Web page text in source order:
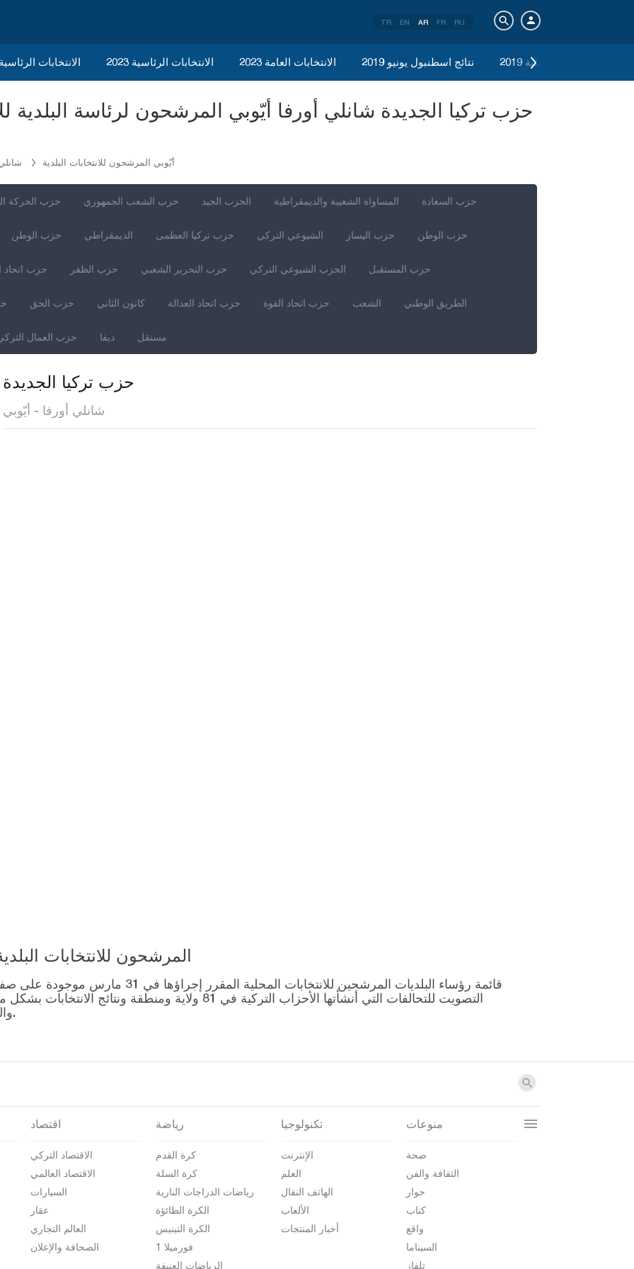
TR EN AR FR RU
2023 الانتخابات الانتخابات الرئاسية 2023 الانتخابات العامة 2023 نتائج اسطنبول يونيو 2019 الانتخابات المحلية 2019
أيّوبي المرشحون للانتخابات البلدية
حزب الحركة حزب الشعب الجمهوري الحزب الجيد المساواة الشعبية والديمقراطية حزب السعادة
حزب الوطن الديمقراطي حزب تركيا العظمى الشيوعي التركي حزب اليسار حزب الوطن
حزب اتحاد حزب الظفر حزب التحرير الشعبي الحزب الشيوعي التركي حزب المستقبل
حزب الحق كانون الثاني حزب اتحاد العدالة حزب اتحاد القوة الشعب الطريق الوطني
حزب العمال ديفا مستقل
حزب تركيا الجديدة
شانلي أورفا - أيّوبي
المرشحون للانتخابات البلدية المحلية –
قائمة رؤساء البلديات المرشحين للانتخابات
التصويت للتحالفات التي أنشأتها الأحزاب التركية في 81
والمرشحين على صفحة نتائج الانتخابات 2024.
اقتصاد
الاقتصاد التركي
الاقتصاد العالمي
السيارات
عقار
العالم التجاري
الصحافة والإعلان
رياضة
كرة القدم
كرة السلة
رياضات الدراجات النارية
الكرة الطائؤة
الكرة التينيس
فورميلا 1
الرياضات العنيفة
تكنولوجيا
الإنترنت
العلم
الهاتف النقال
الألعاب
أخبار المنتجات
منوعات
صحة
الثقافة والفن
حوار
كتاب
واقع
السيناما
تلفاز